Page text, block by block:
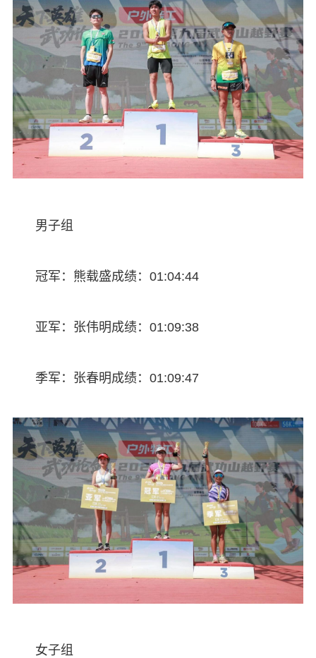
男子组
冠军：熊载盛成绩：01:04:44
亚军：张伟明成绩：01:09:38
季军：张春明成绩：01:09:47
女子组